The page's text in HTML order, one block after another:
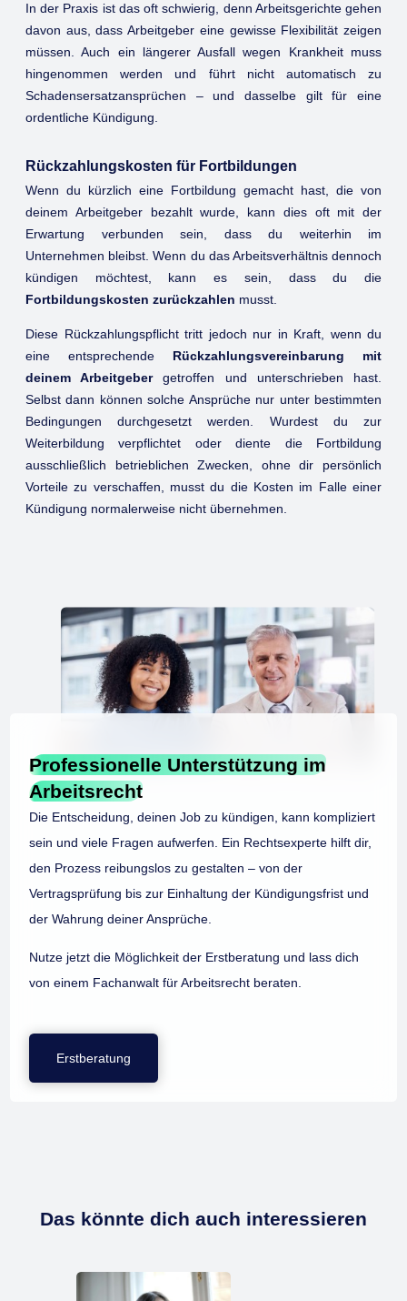
In der Praxis ist das oft schwierig, denn Arbeitsgerichte gehen
davon aus, dass Arbeitgeber eine gewisse Flexibilität zeigen
müssen. Auch ein längerer Ausfall wegen Krankheit muss
hingenommen werden und führt nicht automatisch zu
Schadensersatzansprüchen – und dasselbe gilt für eine
ordentliche Kündigung.
Rückzahlungskosten für Fortbildungen
Wenn du kürzlich eine Fortbildung gemacht hast, die von
deinem Arbeitgeber bezahlt wurde, kann dies oft mit der
Erwartung verbunden sein, dass du weiterhin im
Unternehmen bleibst. Wenn du das Arbeitsverhältnis dennoch
kündigen möchtest, kann es sein, dass du die
Fortbildungskosten zurückzahlen musst.
Diese Rückzahlungspflicht tritt jedoch nur in Kraft, wenn du
eine entsprechende Rückzahlungsvereinbarung mit
deinem Arbeitgebergetroffen und unterschrieben hast.
Selbst dann können solche Ansprüche nur unter bestimmten
Bedingungen durchgesetzt werden. Wurdest du zur
Weiterbildung verpflichtet oder diente die Fortbildung
ausschließlich betrieblichen Zwecken, ohne dir persönlich
Vorteile zu verschaffen, musst du die Kosten im Falle einer
Kündigung normalerweise nicht übernehmen.
Professionelle Unterstützung im
Arbeitsrecht
Die Entscheidung, deinen Job zu kündigen, kann kompliziert
sein und viele Fragen aufwerfen. Ein Rechtsexperte hilft dir,
den Prozess reibungslos zu gestalten – von der
Vertragsprüfung bis zur Einhaltung der Kündigungsfrist und
der Wahrung deiner Ansprüche.
Nutze jetzt die Möglichkeit der Erstberatung und lass dich
von einem Fachanwalt für Arbeitsrecht beraten.
Erstberatung
Das könnte dich auch interessieren